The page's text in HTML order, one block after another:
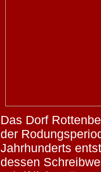
Das Dorf
der
Jahrhunderts
dessen